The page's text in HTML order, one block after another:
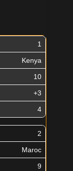
1
Kenya
10
+3
4
2
Maroc
9